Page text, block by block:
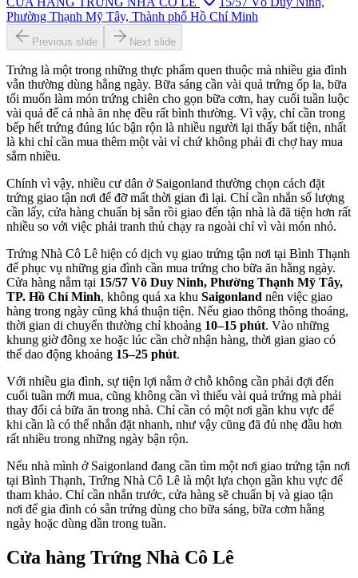
Phường Thạnh Mỹ Tây, Thành phố Hồ Chí Minh
Previous slide Next slide
Trứng là một trong những thực phẩm quen thuộc mà nhiều gia đình
vẫn thường dùng hằng ngày. Bữa sáng cần vài quả trứng ốp la, bữa
tối muốn làm món trứng chiên cho gọn bữa cơm, hay cuối tuần luộc
vài quả để cả nhà ăn nhẹ đều rất bình thường. Vì vậy, chỉ cần trong
bếp hết trứng đúng lúc bận rộn là nhiều người lại thấy bất tiện, nhất
là khi chỉ cần mua thêm một vài vỉ chứ không phải đi chợ hay mua
sắm nhiều.
Chính vì vậy, nhiều cư dân ở Saigonland thường chọn cách đặt
trứng giao tận nơi để đỡ mất thời gian đi lại. Chỉ cần nhắn số lượng
cần lấy, cửa hàng chuẩn bị sẵn rồi giao đến tận nhà là đã tiện hơn rất
nhiều so với việc phải tranh thủ chạy ra ngoài chỉ vì vài món nhỏ.
Trứng Nhà Cô Lê hiện có dịch vụ giao trứng tận nơi tại Bình Thạnh
để phục vụ những gia đình cần mua trứng cho bữa ăn hằng ngày.
Cửa hàng nằm tại 15/57 Võ Duy Ninh, Phường Thạnh Mỹ Tây,
TP. Hồ Chí Minh, không quá xa khu Saigonland nên việc giao
hàng trong ngày cũng khá thuận tiện. Nếu giao thông thông thoáng,
thời gian di chuyển thường chỉ khoảng 10–15 phút. Vào những
khung giờ đông xe hoặc lúc cần chờ nhận hàng, thời gian giao có
thể dao động khoảng 15–25 phút.
Với nhiều gia đình, sự tiện lợi nằm ở chỗ không cần phải đợi đến
cuối tuần mới mua, cũng không cần vì thiếu vài quả trứng mà phải
thay đổi cả bữa ăn trong nhà. Chỉ cần có một nơi gần khu vực để
khi cần là có thể nhắn đặt nhanh, như vậy cũng đã đủ nhẹ đầu hơn
rất nhiều trong những ngày bận rộn.
Nếu nhà mình ở Saigonland đang cần tìm một nơi giao trứng tận nơi
tại Bình Thạnh, Trứng Nhà Cô Lê là một lựa chọn gần khu vực để
tham khảo. Chỉ cần nhắn trước, cửa hàng sẽ chuẩn bị và giao tận
nơi để gia đình có sẵn trứng dùng cho bữa sáng, bữa cơm hằng
ngày hoặc dùng dần trong tuần.
Cửa hàng Trứng Nhà Cô Lê